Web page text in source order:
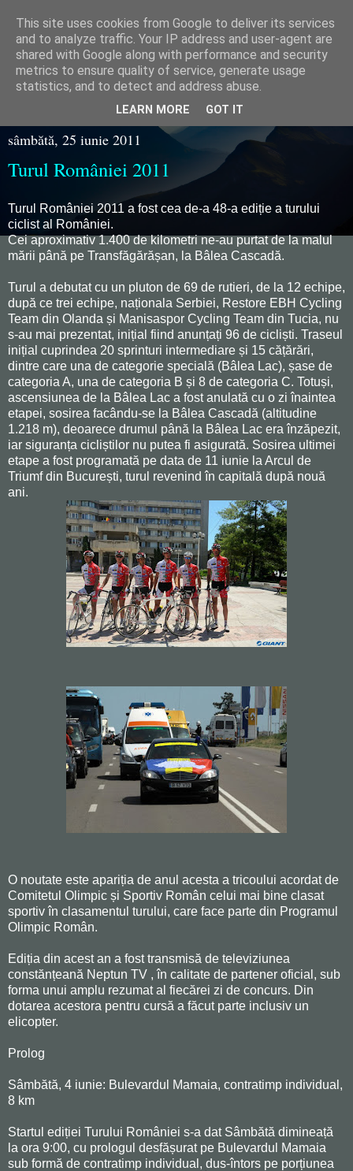
Razvan Juganaru
sâmbătă, 25 iunie 2011
Turul României 2011
Turul României 2011 a fost cea de-a 48-a ediție a turului
ciclist al României.
Cei aproximativ 1.400 de kilometri ne-au purtat de la malul
mării până pe Transfăgărășan, la Bâlea Cascadă.
Turul a debutat cu un pluton de 69 de rutieri, de la 12 echipe,
după ce trei echipe, naționala Serbiei, Restore EBH Cycling
Team din Olanda și Manisaspor Cycling Team din Tucia, nu
s-au mai prezentat, inițial fiind anunțați 96 de cicliști. Traseul
inițial cuprindea 20 sprinturi intermediare și 15 cățărări,
dintre care una de categorie specială (Bâlea Lac), șase de
categoria A, una de categoria B și 8 de categoria C. Totuși,
ascensiunea de la Bâlea Lac a fost anulată cu o zi înaintea
etapei, sosirea facându-se la Bâlea Cascadă (altitudine
1.218 m), deoarece drumul până la Bâlea Lac era înzăpezit,
iar siguranța cicliștilor nu putea fi asigurată. Sosirea ultimei
etape a fost programată pe data de 11 iunie la Arcul de
Triumf din București, turul revenind în capitală după nouă
ani.
O noutate este apariția de anul acesta a tricoului acordat de
Comitetul Olimpic și Sportiv Român celui mai bine clasat
sportiv în clasamentul turului, care face parte din Programul
Olimpic Român.
Ediția din acest an a fost transmisă de televiziunea
constănțeană Neptun TV , în calitate de partener oficial, sub
forma unui amplu rezumat al fiecărei zi de concurs. Din
dotarea acestora pentru cursă a făcut parte inclusiv un
elicopter.
Prolog
Sâmbătă, 4 iunie: Bulevardul Mamaia, contratimp individual,
8 km
Startul ediției Turului României s-a dat Sâmbătă dimineață
la ora 9:00, cu prologul desfășurat pe Bulevardul Mamaia
sub formă de contratimp individual, dus-întors pe porțiunea
This site uses cookies from Google to deliver its services
and to analyze traffic. Your IP address and user-agent are
shared with Google along with performance and security
metrics to ensure quality of service, generate usage
statistics, and to detect and address abuse.
LEARN MORE GOT IT